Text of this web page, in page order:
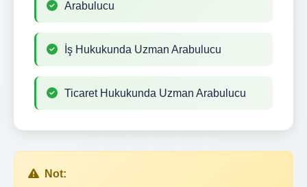
Arabulucu
İş Hukukunda Uzman Arabulucu
Ticaret Hukukunda Uzman Arabulucu
Not: